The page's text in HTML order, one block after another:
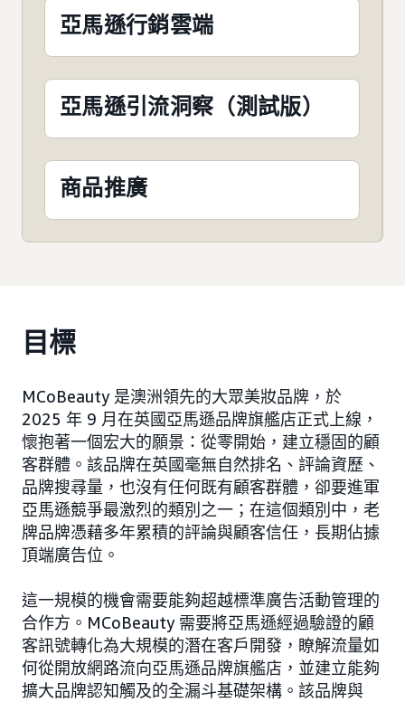
亞馬遜行銷雲端
亞馬遜引流洞察（測試版）
商品推廣
目標
MCoBeauty 是澳洲領先的大眾美妝品牌，於
2025 年 9 月在英國亞馬遜品牌旗艦店正式上線，
懷抱著一個宏大的願景：從零開始，建立穩固的顧
客群體。該品牌在英國毫無自然排名、評論資歷、
品牌搜尋量，也沒有任何既有顧客群體，卻要進軍
亞馬遜競爭最激烈的類別之一；在這個類別中，老
牌品牌憑藉多年累積的評論與顧客信任，長期佔據
頂端廣告位。
這一規模的機會需要能夠超越標準廣告活動管理的
合作方。MCoBeauty 需要將亞馬遜經過驗證的顧
客訊號轉化為大規模的潛在客戶開發，瞭解流量如
何從開放網路流向亞馬遜品牌旗艦店，並建立能夠
擴大品牌認知觸及的全漏斗基礎架構。該品牌與